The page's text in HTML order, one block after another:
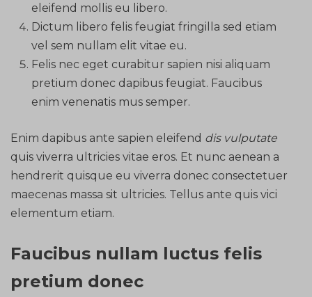
eleifend mollis eu libero.
Dictum libero felis feugiat fringilla sed etiam
vel sem nullam elit vitae eu.
Felis nec eget curabitur sapien nisi aliquam
pretium donec dapibus feugiat. Faucibus
enim venenatis mus semper.
Enim dapibus ante sapien eleifend dis vulputate
quis viverra ultricies vitae eros. Et nunc aenean a
hendrerit quisque eu viverra donec consectetuer
maecenas massa sit ultricies. Tellus ante quis vici
elementum etiam.
Faucibus nullam luctus felis
pretium donec